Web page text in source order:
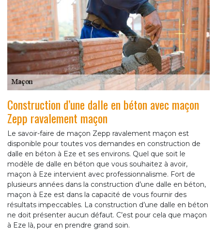
Construction d’une dalle en béton avec maçon
Zepp ravalement maçon
Le savoir-faire de maçon Zepp ravalement maçon est
disponible pour toutes vos demandes en construction de
dalle en béton à Eze et ses environs. Quel que soit le
modèle de dalle en béton que vous souhaitez à avoir,
maçon à Eze intervient avec professionnalisme. Fort de
plusieurs années dans la construction d’une dalle en béton,
maçon à Eze est dans la capacité de vous fournir des
résultats impeccables. La construction d’une dalle en béton
ne doit présenter aucun défaut. C’est pour cela que maçon
à Eze là, pour en prendre grand soin.